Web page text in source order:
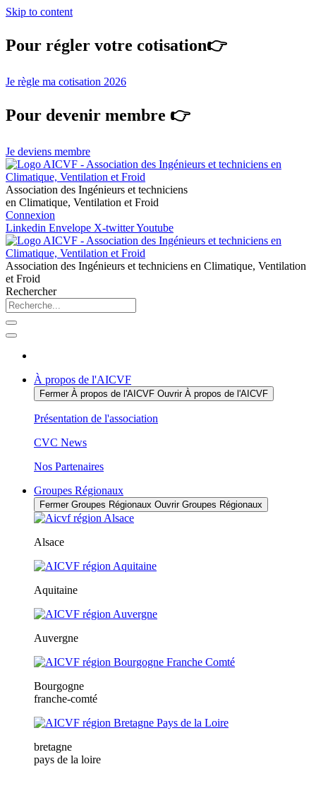
Skip to content
Pour régler votre cotisation👉
Je règle ma cotisation 2026
Pour devenir membre 👉
Je deviens membre
Association des Ingénieurs et techniciens
en Climatique, Ventilation et Froid
Connexion
Linkedin Envelope X-twitterYoutube
Association des Ingénieurs et techniciens en Climatique, Ventilation
et Froid
Rechercher
À propos de l'AICVF
Fermer À propos de l'AICVF Ouvrir À propos de l'AICVF
Présentation de l'association
CVC News
Nos Partenaires
Groupes Régionaux
Fermer Groupes Régionaux Ouvrir Groupes Régionaux
Alsace
Aquitaine
Auvergne
Bourgogne
franche-comté
bretagne
pays de la loire